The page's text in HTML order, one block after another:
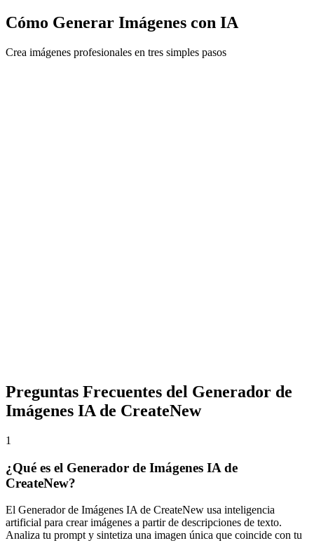
Cómo Generar Imágenes con IA
Crea imágenes profesionales en tres simples pasos
Preguntas Frecuentes del Generador de
Imágenes IA de CreateNew
1
¿Qué es el Generador de Imágenes IA de
CreateNew?
El Generador de Imágenes IA de CreateNew usa inteligencia
artificial para crear imágenes a partir de descripciones de texto.
Analiza tu prompt y sintetiza una imagen única que coincide con tu